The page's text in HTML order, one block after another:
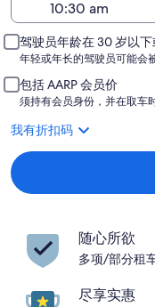
驾驶员年龄在 30 岁以
年轻或年长的驾驶员可能会
包括 AARP 会员价
须持有会员身份，并在取车
我有折扣码
随心所欲
多项/部分租
尽享实惠